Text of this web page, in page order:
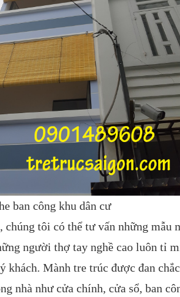
ban công khu dân cư
tôi có thể tư vấn những mẫu
người thợ tay nghề cao luôn tỉ
khách. Mành tre trúc được đan
nhà như cửa chính, cửa sổ, ban